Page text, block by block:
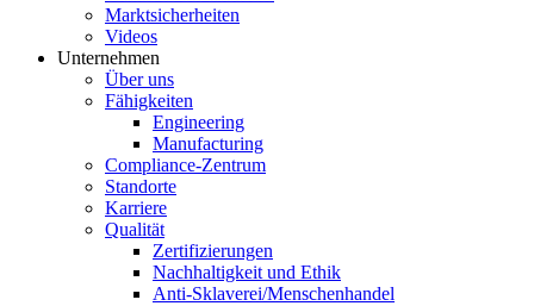
Marktsicherheiten
Videos
Unternehmen
Über uns
Fähigkeiten
Engineering
Manufacturing
Compliance-Zentrum
Standorte
Karriere
Qualität
Zertifizierungen
Nachhaltigkeit und Ethik
Anti-Sklaverei/Menschenhandel